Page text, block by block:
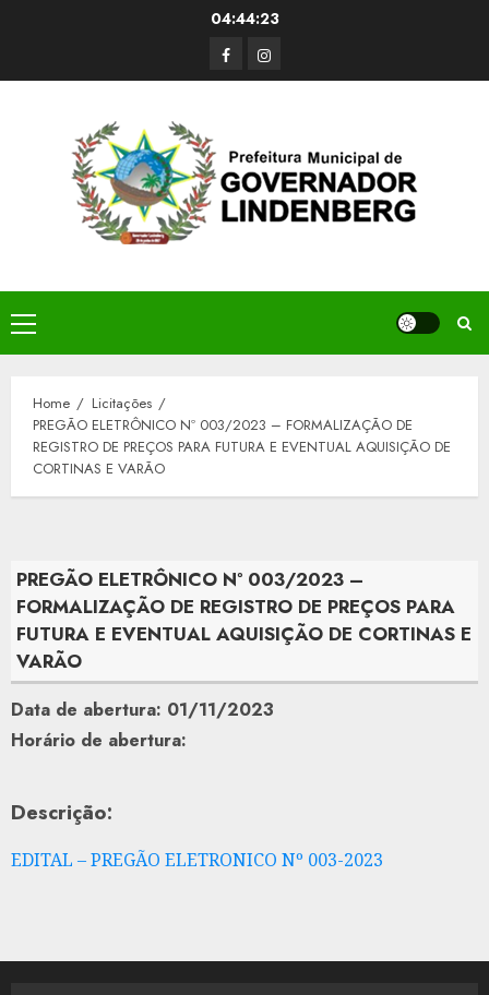
04:44:24
FacerbookInstagram
Primary
Menu
Home
Licitações
PREGÃO ELETRÔNICO Nº 003/2023 – FORMALIZAÇÃO DE
REGISTRO DE PREÇOS PARA FUTURA E EVENTUAL AQUISIÇÃO DE
CORTINAS E VARÃO
PREGÃO ELETRÔNICO Nº 003/2023 –
FORMALIZAÇÃO DE REGISTRO DE PREÇOS PARA
FUTURA E EVENTUAL AQUISIÇÃO DE CORTINAS E
VARÃO
Data de abertura: 01/11/2023
Horário de abertura:
Descrição:
EDITAL – PREGÃO ELETRONICO Nº 003-2023